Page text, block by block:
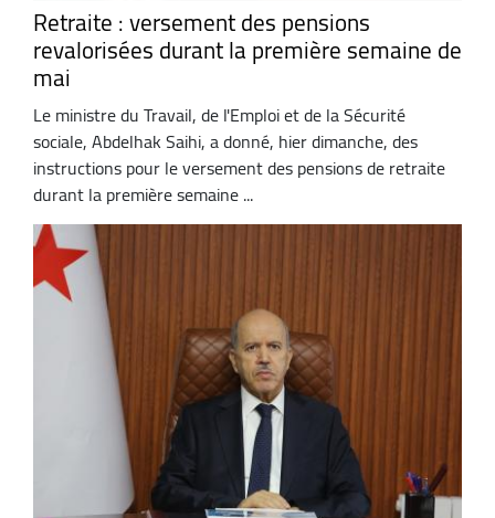
Retraite : versement des pensions
revalorisées durant la première semaine de
mai
Le ministre du Travail, de l'Emploi et de la Sécurité
sociale, Abdelhak Saihi, a donné, hier dimanche, des
instructions pour le versement des pensions de retraite
durant la première semaine ...